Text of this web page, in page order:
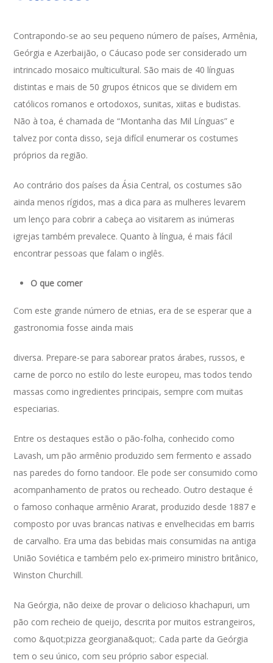
Contrapondo-se ao seu pequeno número de países, Armênia,
Geórgia e Azerbaijão, o Cáucaso pode ser considerado um
intrincado mosaico multicultural. São mais de 40 línguas
distintas e mais de 50 grupos étnicos que se dividem em
católicos romanos e ortodoxos, sunitas, xiitas e budistas.
Não à toa, é chamada de “Montanha das Mil Línguas” e
talvez por conta disso, seja difícil enumerar os costumes
próprios da região.
Ao contrário dos países da Ásia Central, os costumes são
ainda menos rígidos, mas a dica para as mulheres levarem
um lenço para cobrir a cabeça ao visitarem as inúmeras
igrejas também prevalece. Quanto à língua, é mais fácil
encontrar pessoas que falam o inglês.
O que comer
Com este grande número de etnias, era de se esperar que a
gastronomia fosse ainda mais
diversa. Prepare-se para saborear pratos árabes, russos, e
carne de porco no estilo do leste europeu, mas todos tendo
massas como ingredientes principais, sempre com muitas
especiarias.
Entre os destaques estão o pão-folha, conhecido como
Lavash, um pão armênio produzido sem fermento e assado
nas paredes do forno tandoor. Ele pode ser consumido como
acompanhamento de pratos ou recheado. Outro destaque é
o famoso conhaque armênio Ararat, produzido desde 1887 e
composto por uvas brancas nativas e envelhecidas em barris
de carvalho. Era uma das bebidas mais consumidas na antiga
União Soviética e também pelo ex-primeiro ministro britânico,
Winston Churchill.
Na Geórgia, não deixe de provar o delicioso khachapuri, um
pão com recheio de queijo, descrita por muitos estrangeiros,
como &quot;pizza georgiana&quot;. Cada parte da Geórgia
tem o seu único, com seu próprio sabor especial.